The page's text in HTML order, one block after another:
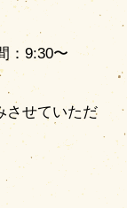
：9:30〜
させていただ